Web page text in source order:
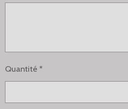
Quantité *